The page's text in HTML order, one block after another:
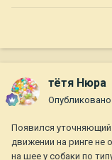
тётя Нюра
Опубликовано
Появился
движении на ринге не
на шее у собаки по